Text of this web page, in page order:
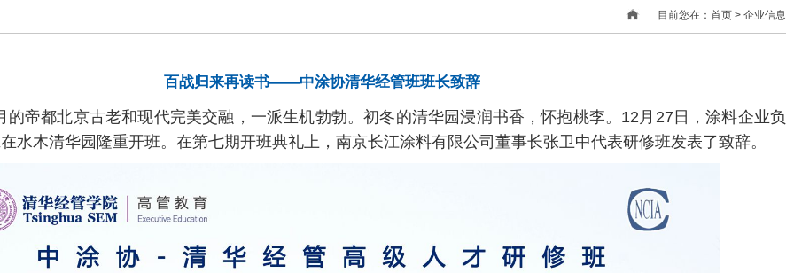
目前您在：首页 > 企业信息
百战归来再读书——中涂协清华经管班班长致辞
都北京古老和现代完美交融，一派生机勃勃。初冬的清华园浸润书香，怀抱桃李。12月27日，涂料企业负
水木清华园隆重开班。在第七期开班典礼上，南京长江涂料有限公司董事长张卫中代表研修班发表了致辞。